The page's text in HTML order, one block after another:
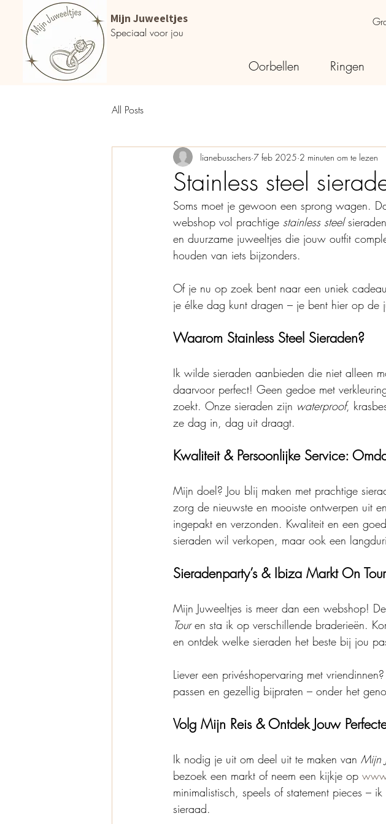
Mijn Juweeltjes
Speciaal voor jou
Oorbellen Ringen
All Posts
Stainless steel
lianebusschers 7 feb 2025 2 minuten om te lezen
Soms moet je gewoon een sprong wagen.
webshop vol prachtige stainless steel
en duurzame juweeltjes die jouw outfit
houden van iets bijzonders.
Of je nu op zoek bent naar een uniek
je élke dag kunt dragen – je bent hier op de
Waarom Stainless Steel Sieraden?
Ik wilde sieraden aanbieden die niet alleen
daarvoor perfect! Geen gedoe met
zoekt. Onze sieraden zijn waterproof,
ze dag in, dag uit draagt.
Kwaliteit & Persoonlijke Service:
Mijn doel? Jou blij maken met prachtige
zorg de nieuwste en mooiste ontwerpen uit
ingepakt en verzonden. Kwaliteit en een
sieraden wil verkopen, maar ook een
Sieradenparty’s & Ibiza Markt On Tour
Mijn Juweeltjes is meer dan een webshop!
Tour en sta ik op verschillende braderieën.
en ontdek welke sieraden het beste bij jou
Liever een privéshopervaring met
passen en gezellig bijpraten – onder het
Volg Mijn Reis & Ontdek Jouw
Ik nodig je uit om deel uit te maken van Mijn
bezoek een markt of neem een kijkje op
minimalistisch, speels of statement pieces –
sieraad.